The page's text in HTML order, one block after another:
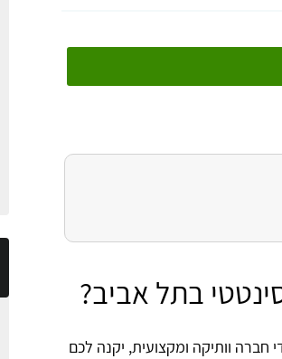
בתל אביב?
חברה וותיקה ומקצועית, יקנה לכם